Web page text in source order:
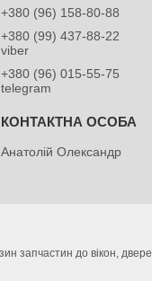
+380 (96) 158-80-88
+380 (99) 437-88-22
viber
+380 (96) 015-55-75
telegram
Анатолій Олександр